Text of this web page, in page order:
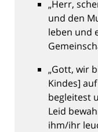
„Herr,
und den
leben und
„Gott, wir
Kindes]
begleitest
Leid
ihm/ihr